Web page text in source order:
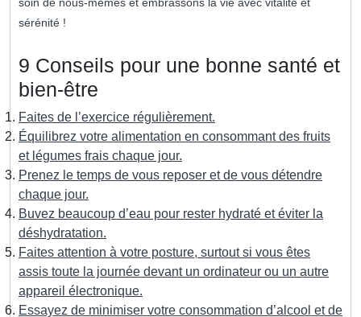
sérénité !
9 Conseils pour une bonne santé et
bien-être
Faites de l’exercice régulièrement.
Équilibrez votre alimentation en consommant des fruits
et légumes frais chaque jour.
Prenez le temps de vous reposer et de vous détendre
chaque jour.
Buvez beaucoup d’eau pour rester hydraté et éviter la
déshydratation.
Faites attention à votre posture, surtout si vous êtes
assis toute la journée devant un ordinateur ou un autre
appareil électronique.
Essayez de minimiser votre consommation d’alcool et de